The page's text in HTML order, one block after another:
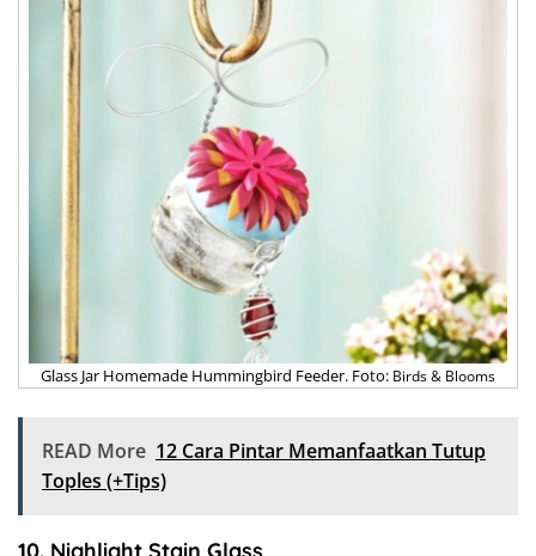
Glass Jar Homemade Hummingbird Feeder. Foto: Birds & Blooms
READ More 12 Cara Pintar Memanfaatkan Tutup
Toples (+Tips)